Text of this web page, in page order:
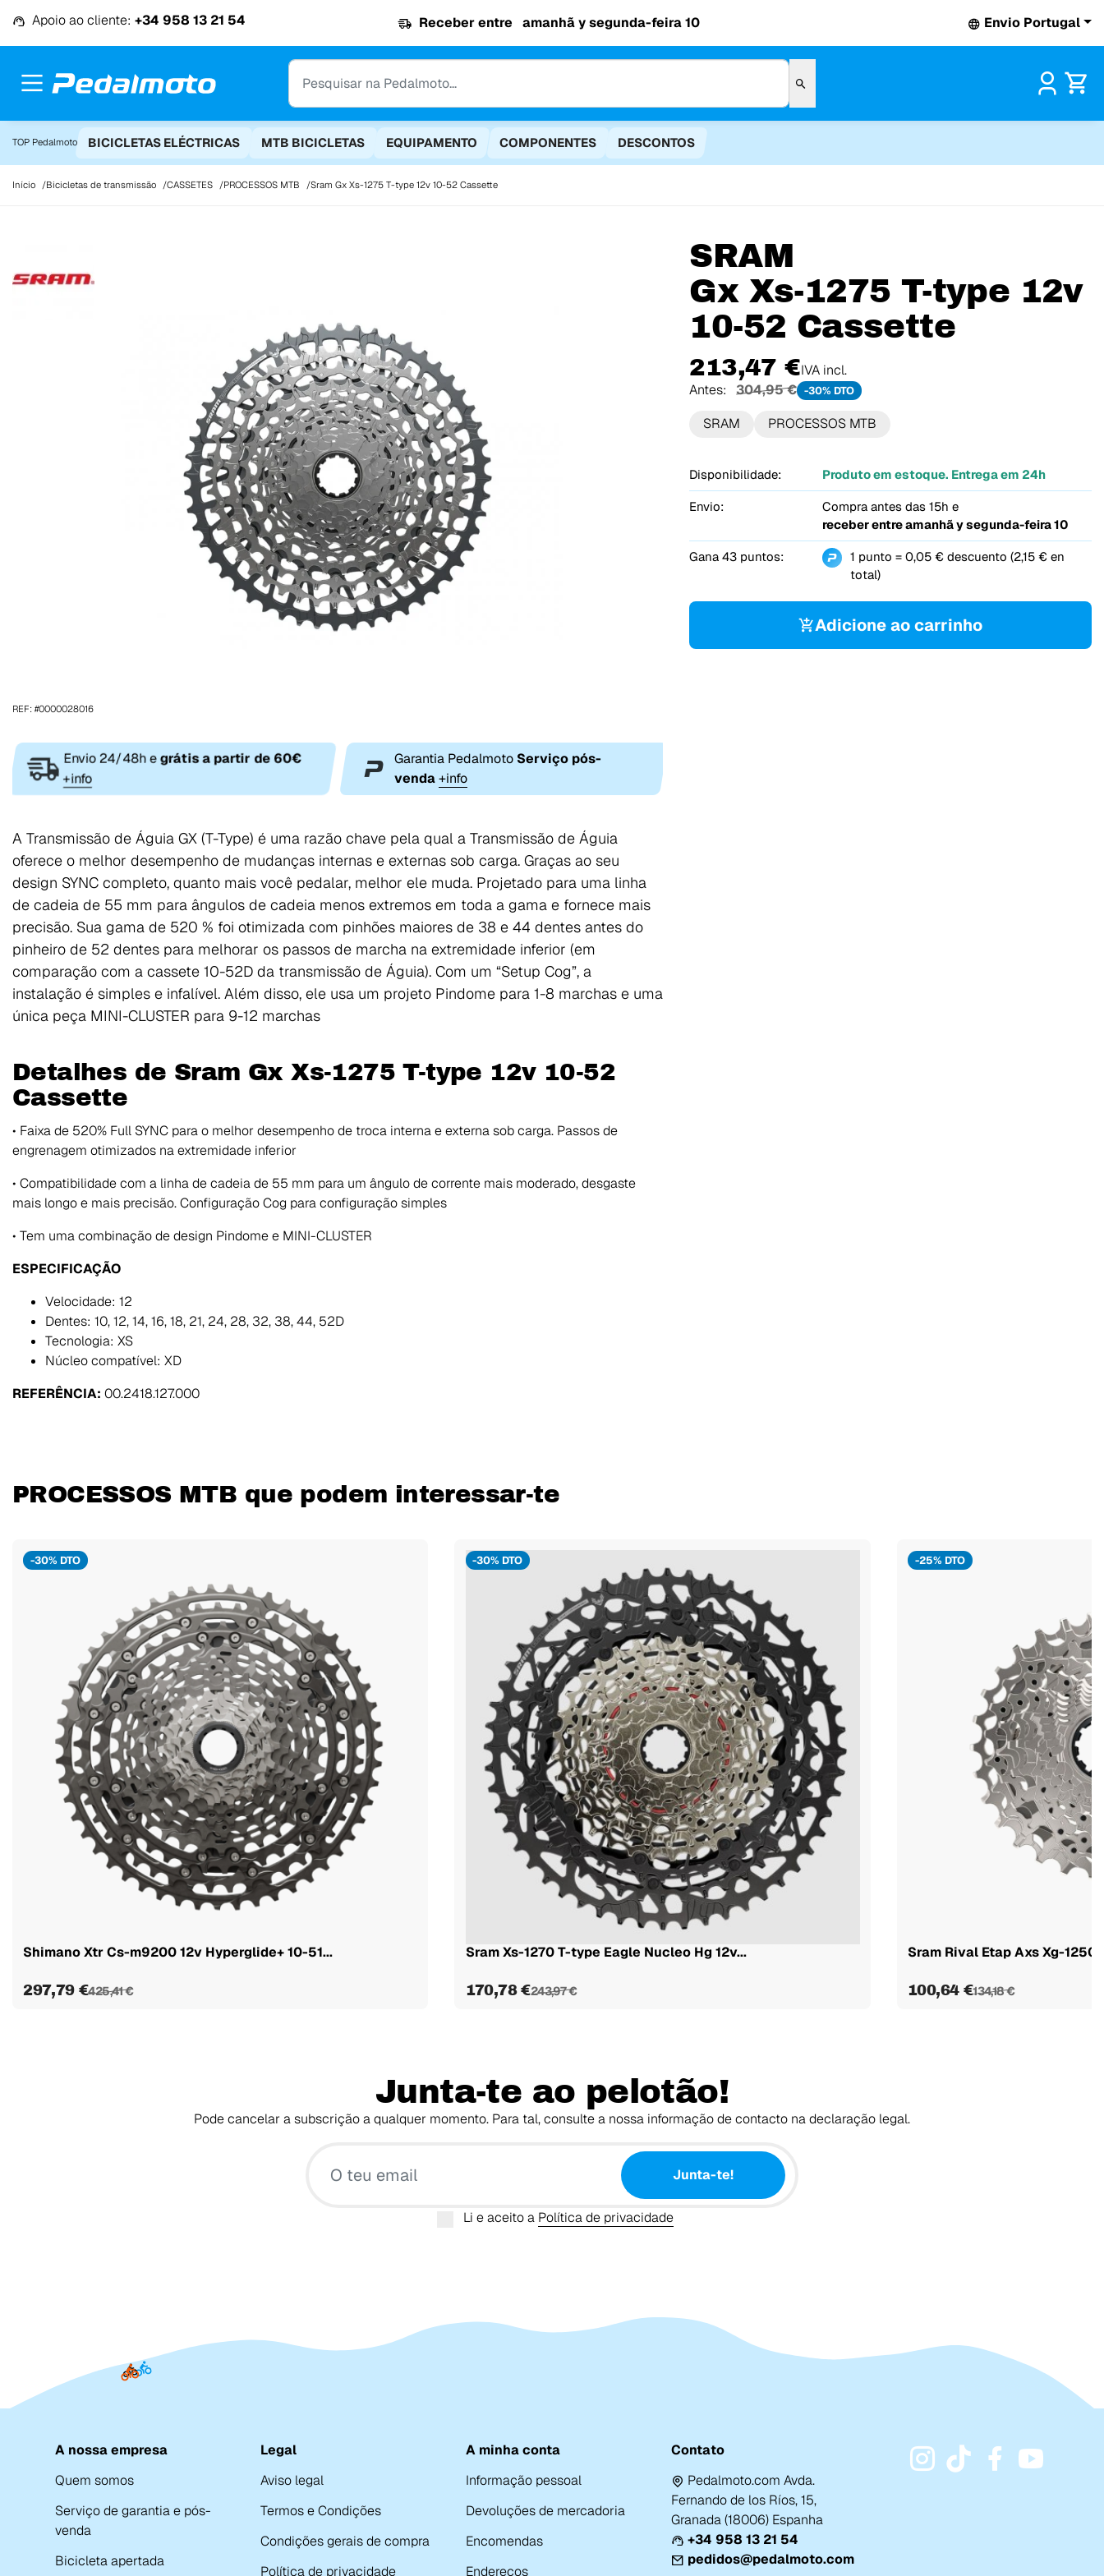
Apoio ao cliente: +34 958 13 21 54 Receber entre amanhã y segunda-feira 10 Envio Portugal
TOP Pedalmoto BICICLETAS ELÉCTRICAS MTB BICICLETAS EQUIPAMENTO COMPONENTES DESCONTOS
Início Bicicletas de transmissão CASSETES PROCESSOS MTB Sram Gx Xs-1275 T-type 12v 10-52 Cassette
SRAM
Gx Xs-1275 T-type 12v
10-52 Cassette
213,47 €IVA incl.
Antes:
304,95 € -30% DTO
SRAM PROCESSOS MTB
Disponibilidade: Produto em estoque. Entrega em 24h
Envio:
Compra antes das 15h e
receber entreamanhã y segunda-feira 10
Gana 43 puntos:
1 punto = 0,05 € descuento (2,15 € en
total)
Adicione ao carrinho
REF: #0000028016
Envio 24/48h egrátis a partir de 60€
+info
Garantia Pedalmoto Serviço pós-
venda +info
A Transmissão de Águia GX (T-Type) é uma razão chave pela qual a Transmissão de Águia
oferece o melhor desempenho de mudanças internas e externas sob carga. Graças ao seu
design SYNC completo, quanto mais você pedalar, melhor ele muda. Projetado para uma linha
de cadeia de 55 mm para ângulos de cadeia menos extremos em toda a gama e fornece mais
precisão. Sua gama de 520 % foi otimizada com pinhões maiores de 38 e 44 dentes antes do
pinheiro de 52 dentes para melhorar os passos de marcha na extremidade inferior (em
comparação com a cassete 10-52D da transmissão de Águia). Com um “Setup Cog”, a
instalação é simples e infalível. Além disso, ele usa um projeto Pindome para 1-8 marchas e uma
única peça MINI-CLUSTER para 9-12 marchas
Detalhes de Sram Gx Xs-1275 T-type 12v 10-52
Cassette
• Faixa de 520% Full SYNC para o melhor desempenho de troca interna e externa sob carga. Passos de
engrenagem otimizados na extremidade inferior
• Compatibilidade com a linha de cadeia de 55 mm para um ângulo de corrente mais moderado, desgaste
mais longo e mais precisão. Configuração Cog para configuração simples
• Tem uma combinação de design Pindome e MINI-CLUSTER
ESPECIFICAÇÃO
Velocidade: 12
Dentes: 10, 12, 14, 16, 18, 21, 24, 28, 32, 38, 44, 52D
Tecnologia: XS
Núcleo compatível: XD
REFERÊNCIA: 00.2418.127.000
PROCESSOS MTB que podem interessar-te
-30% DTO
Shimano Xtr Cs-m9200 12v Hyperglide+ 10-51...
297,79 €425,41 €
-30% DTO
Sram Xs-1270 T-type Eagle Nucleo Hg 12v...
170,78 €243,97 €
-25% DTO
Sram Rival Etap Axs Xg-1250
100,64 €134,18 €
Junta-te ao pelotão!
Pode cancelar a subscrição a qualquer momento. Para tal, consulte a nossa informação de contacto na declaração legal.
Junta-te!
Li e aceito a Política de privacidade
A nossa empresa
Quem somos
Serviço de garantia e pós-
venda
Bicicleta apertada
Legal
Aviso legal
Termos e Condições
Condições gerais de compra
Política de privacidade
A minha conta
Informação pessoal
Devoluções de mercadoria
Encomendas
Endereços
Contato
Pedalmoto.com Avda.
Fernando de los Ríos, 15,
Granada (18006) Espanha
+34 958 13 21 54
pedidos@pedalmoto.com